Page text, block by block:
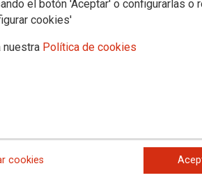
el botón 'Aceptar' o configurarlas o
cookies'
nuestra Política de cookies
cookies
El Convenio de